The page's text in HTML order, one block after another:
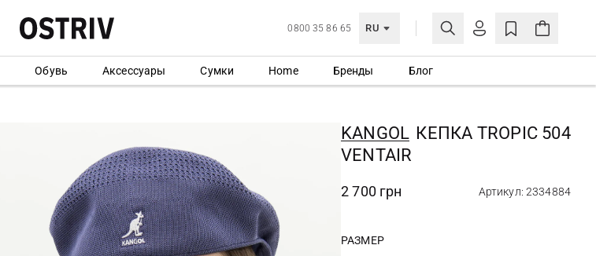
0800 35 86 65 RU
ЛИЧНЫЙ КАБИНЕТ
СОЗДАТЬ УЧЕТНУЮ ЗАПИСЬ
Обувь Аксессуары Сумки Home Бренды Блог
KANGOL КЕПКА TROPIC 504
VENTAIR
2 700 грн Артикул: 2334884
РАЗМЕР